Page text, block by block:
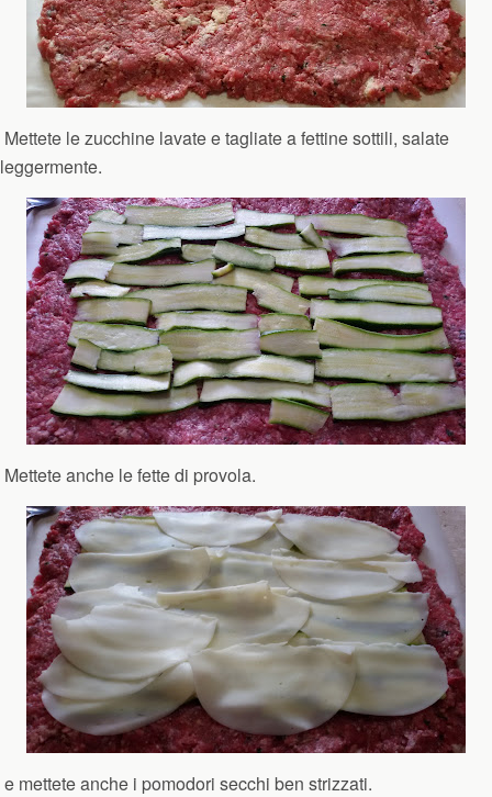
Mettete le zucchine lavate e tagliate a fettine sottili, salate
leggermente.
Mettete anche le fette di provola.
e mettete anche i pomodori secchi ben strizzati.